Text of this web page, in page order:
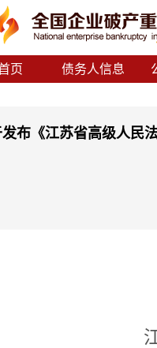
页 债务人信息
布《江苏省高级人民